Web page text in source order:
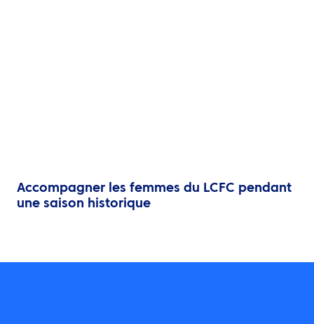
Accompagner les femmes du LCFC pendant
une saison historique